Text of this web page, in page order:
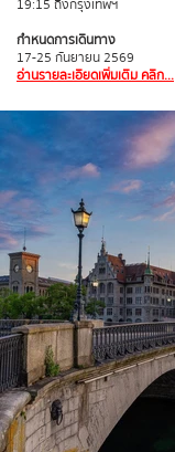
19:15 ถึงกรุงเทพฯ
กำหนดการเดินทาง
17-25 กันยายน 2569
อ่านรายละเอียดเพิ่มเติม คลิก...